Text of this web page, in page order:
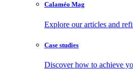
Calaméo Mag
Explore our articles and
Case studies
Discover how to achieve